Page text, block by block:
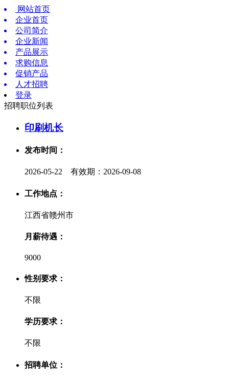
网站首页
企业首页
公司简介
企业新闻
产品展示
求购信息
促销产品
人才招聘
登录
招聘职位列表
印刷机长
发布时间：
2026-05-22 有效期：2026-09-08
工作地点：
江西省赣州市
月薪待遇：
9000
性别要求：
不限
学历要求：
不限
招聘单位：